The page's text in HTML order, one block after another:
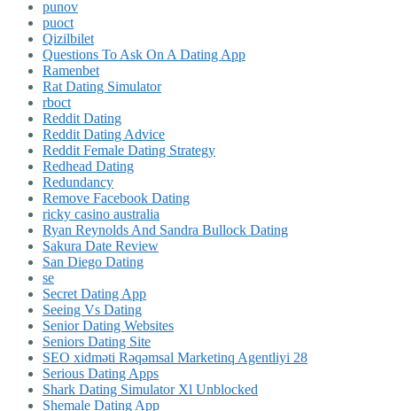
punov
puoct
Qizilbilet
Questions To Ask On A Dating App
Ramenbet
Rat Dating Simulator
rboct
Reddit Dating
Reddit Dating Advice
Reddit Female Dating Strategy
Redhead Dating
Redundancy
Remove Facebook Dating
ricky casino australia
Ryan Reynolds And Sandra Bullock Dating
Sakura Date Review
San Diego Dating
se
Secret Dating App
Seeing Vs Dating
Senior Dating Websites
Seniors Dating Site
SEO xidməti Rəqəmsal Marketinq Agentliyi 28
Serious Dating Apps
Shark Dating Simulator Xl Unblocked
Shemale Dating App